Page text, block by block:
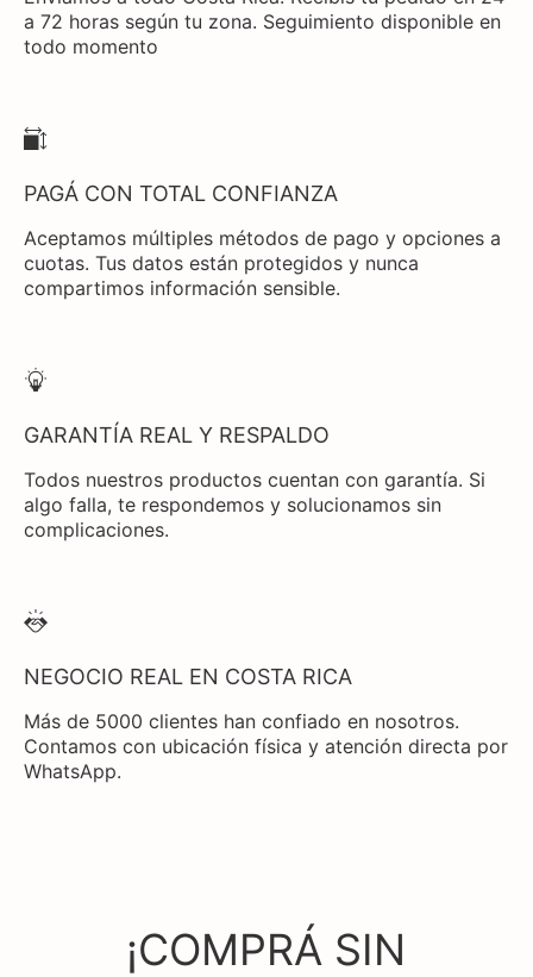
a 72 horas según tu zona. Seguimiento disponible en
todo momento
PAGÁ CON TOTAL CONFIANZA
Aceptamos múltiples métodos de pago y opciones a
cuotas. Tus datos están protegidos y nunca
compartimos información sensible.
GARANTÍA REAL Y RESPALDO
Todos nuestros productos cuentan con garantía. Si
algo falla, te respondemos y solucionamos sin
complicaciones.
NEGOCIO REAL EN COSTA RICA
Más de 5000 clientes han confiado en nosotros.
Contamos con ubicación física y atención directa por
WhatsApp.
¡COMPRÁ SIN